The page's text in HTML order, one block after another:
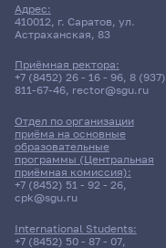
Адрес:
410012, г. Саратов, ул.
Астраханская, 83
Приёмная ректора:
+7 (8452) 26 - 16 - 96, 8 (937)
811-67-46, rector@sgu.ru
Отдел по организации
приёма на основные
образовательные
программы (Центральная
приёмная комиссия):
+7 (8452) 51 - 92 - 26,
cpk@sgu.ru
International Students:
+7 (8452) 50 - 87 - 07,